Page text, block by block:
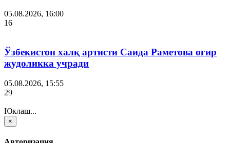
05.08.2026, 16:00
16
Ўзбекистон халқ артисти Саида Раметова оғир
жудоликка учради
05.08.2026, 15:55
29
Юклаш...
×